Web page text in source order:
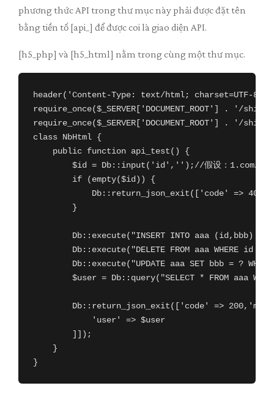
phương thức API trong thư mục này phải được đặt tên
bằng tiền tố [api_] để được coi là giao diện API.
[h5_php] và [h5_html] nằm trong cùng một thư mục.
header('Content-Type: text/html; charset=UTF-8');
require_once($_SERVER['DOCUMENT_ROOT'] . '/
require_once($_SERVER['DOCUMENT_ROOT'] . '/
class NbHtml {
    public function api_test() {
$id = Db::input('id','');//假设：1.com/a/
        if (empty($id)) {
Db::return_json_exit(['code' =>
        }
Db::execute("INSERT INTO aaa (id,bbb)
Db::execute("DELETE FROM aaa WHERE id =
Db::execute("UPDATE aaa SET bbb = ?
$user = Db::query("SELECT * FROM aaa
Db::return_json_exit(['code' =>
            'user' => $user
        ]]);
    }
}